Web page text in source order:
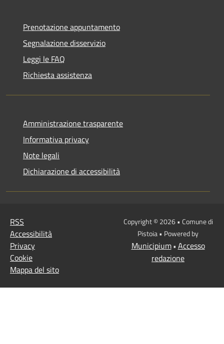
Prenotazione appuntamento
Segnalazione disservizio
Leggi le FAQ
Richiesta assistenza
Amministrazione trasparente
Informativa privacy
Note legali
Dichiarazione di accessibilità
RSS
Accessibilità
Privacy
Cookie
Mappa del sito
Copyright © 2026 • Comune di
Pistoia • Powered by
Municipium• Accesso
redazione